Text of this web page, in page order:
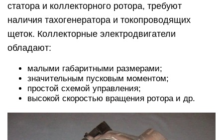
статора и коллекторного ротора, требуют
наличия тахогенератора и токопроводящих
щеток. Коллекторные электродвигатели
обладают:
малыми габаритными размерами;
значительным пусковым моментом;
простой схемой управления;
высокой скоростью вращения ротора и др.